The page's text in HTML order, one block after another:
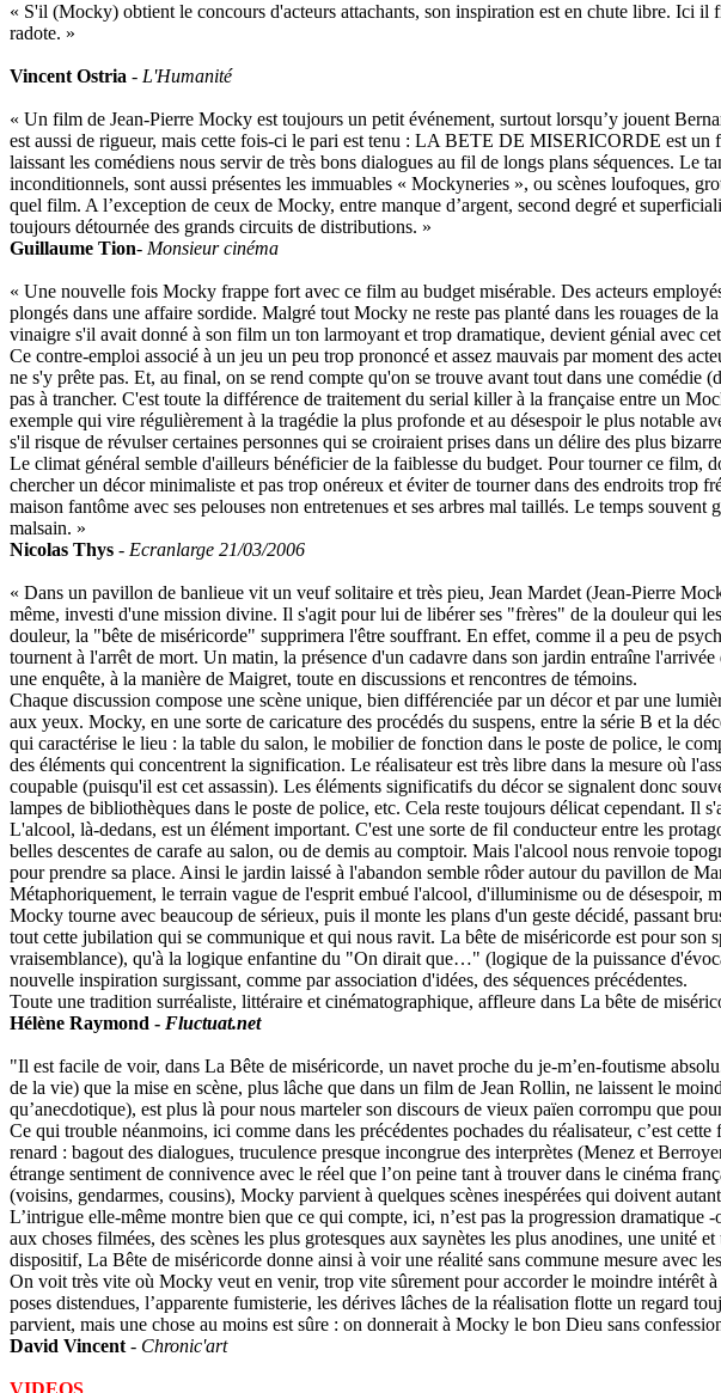
« S'il (Mocky) obtient le concours d'acteurs attachants, son inspiration est en chute libre. Ici
radote. »
Vincent Ostria - L'Humanité
« Un film de Jean-Pierre Mocky est toujours un petit événement, surtout lorsqu’y jouent
est aussi de rigueur, mais cette fois-ci le pari est tenu : LA BETE DE MISERICORDE est
laissant les comédiens nous servir de très bons dialogues au fil de longs plans séquences.
inconditionnels, sont aussi présentes les immuables « Mockyneries », ou scènes loufoques,
quel film. A l’exception de ceux de Mocky, entre manque d’argent, second degré et
toujours détournée des grands circuits de distributions. »
Guillaume Tion- Monsieur cinéma
« Une nouvelle fois Mocky frappe fort avec ce film au budget misérable. Des acteurs
plongés dans une affaire sordide. Malgré tout Mocky ne reste pas planté dans les rouages
vinaigre s'il avait donné à son film un ton larmoyant et trop dramatique, devient génial avec
Ce contre-emploi associé à un jeu un peu trop prononcé et assez mauvais par moment des
ne s'y prête pas. Et, au final, on se rend compte qu'on se trouve avant tout dans une comédie
pas à trancher. C'est toute la différence de traitement du serial killer à la française entre un
exemple qui vire régulièrement à la tragédie la plus profonde et au désespoir le plus notable
s'il risque de révulser certaines personnes qui se croiraient prises dans un délire des plus
Le climat général semble d'ailleurs bénéficier de la faiblesse du budget. Pour tourner ce film,
chercher un décor minimaliste et pas trop onéreux et éviter de tourner dans des endroits trop
maison fantôme avec ses pelouses non entretenues et ses arbres mal taillés. Le temps
malsain. »
Nicolas Thys - Ecranlarge 21/03/2006
« Dans un pavillon de banlieue vit un veuf solitaire et très pieu, Jean Mardet (Jean-Pierre
même, investi d'une mission divine. Il s'agit pour lui de libérer ses "frères" de la douleur qui
douleur, la "bête de miséricorde" supprimera l'être souffrant. En effet, comme il a peu de
tournent à l'arrêt de mort. Un matin, la présence d'un cadavre dans son jardin entraîne
une enquête, à la manière de Maigret, toute en discussions et rencontres de témoins.
Chaque discussion compose une scène unique, bien différenciée par un décor et par une
aux yeux. Mocky, en une sorte de caricature des procédés du suspens, entre la série B et la
qui caractérise le lieu : la table du salon, le mobilier de fonction dans le poste de police, le
des éléments qui concentrent la signification. Le réalisateur est très libre dans la mesure où
coupable (puisqu'il est cet assassin). Les éléments significatifs du décor se signalent donc
lampes de bibliothèques dans le poste de police, etc. Cela reste toujours délicat cependant.
L'alcool, là-dedans, est un élément important. C'est une sorte de fil conducteur entre les
belles descentes de carafe au salon, ou de demis au comptoir. Mais l'alcool nous renvoie
pour prendre sa place. Ainsi le jardin laissé à l'abandon semble rôder autour du pavillon de
Métaphoriquement, le terrain vague de l'esprit embué l'alcool, d'illuminisme ou de désespoir,
Mocky tourne avec beaucoup de sérieux, puis il monte les plans d'un geste décidé, passant
tout cette jubilation qui se communique et qui nous ravit. La bête de miséricorde est pour
vraisemblance), qu'à la logique enfantine du "On dirait que…" (logique de la puissance
nouvelle inspiration surgissant, comme par association d'idées, des séquences précédentes.
Toute une tradition surréaliste, littéraire et cinématographique, affleure dans La bête de
Hélène Raymond - Fluctuat.net
"Il est facile de voir, dans La Bête de miséricorde, un navet proche du je-m’en-foutisme
de la vie) que la mise en scène, plus lâche que dans un film de Jean Rollin, ne laissent le
qu’anecdotique), est plus là pour nous marteler son discours de vieux païen corrompu que
Ce qui trouble néanmoins, ici comme dans les précédentes pochades du réalisateur, c’est
renard : bagout des dialogues, truculence presque incongrue des interprètes (Menez et
étrange sentiment de connivence avec le réel que l’on peine tant à trouver dans le cinéma
(voisins, gendarmes, cousins), Mocky parvient à quelques scènes inespérées qui doivent
L’intrigue elle-même montre bien que ce qui compte, ici, n’est pas la progression dramatique
aux choses filmées, des scènes les plus grotesques aux saynètes les plus anodines, une
dispositif, La Bête de miséricorde donne ainsi à voir une réalité sans commune mesure avec
On voit très vite où Mocky veut en venir, trop vite sûrement pour accorder le moindre intérêt
poses distendues, l’apparente fumisterie, les dérives lâches de la réalisation flotte un regard
parvient, mais une chose au moins est sûre : on donnerait à Mocky le bon Dieu sans
David Vincent - Chronic'art
VIDEOS